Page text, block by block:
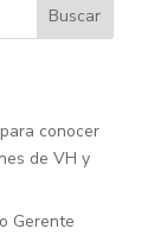
Buscar
conocer
de VH y
Gerente